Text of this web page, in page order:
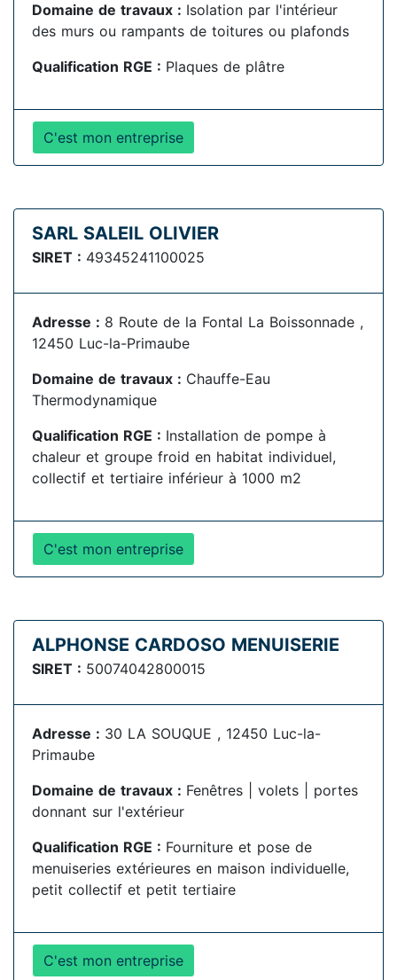
Domaine de travaux : Isolation par l'intérieur
des murs ou rampants de toitures ou plafonds
Qualification RGE : Plaques de plâtre
C'est mon entreprise
SARL SALEIL OLIVIER
SIRET : 49345241100025
Adresse : 8 Route de la Fontal La Boissonnade ,
12450 Luc-la-Primaube
Domaine de travaux : Chauffe-Eau
Thermodynamique
Qualification RGE : Installation de pompe à
chaleur et groupe froid en habitat individuel,
collectif et tertiaire inférieur à 1000 m2
C'est mon entreprise
ALPHONSE CARDOSO MENUISERIE
SIRET : 50074042800015
Adresse : 30 LA SOUQUE , 12450 Luc-la-
Primaube
Domaine de travaux : Fenêtres | volets | portes
donnant sur l'extérieur
Qualification RGE : Fourniture et pose de
menuiseries extérieures en maison individuelle,
petit collectif et petit tertiaire
C'est mon entreprise